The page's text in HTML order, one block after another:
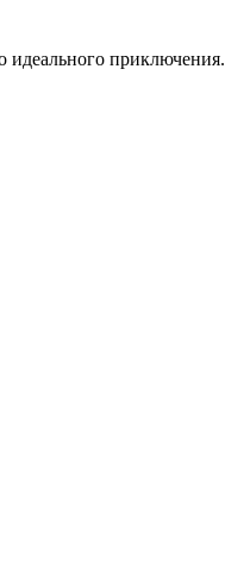
приключения.